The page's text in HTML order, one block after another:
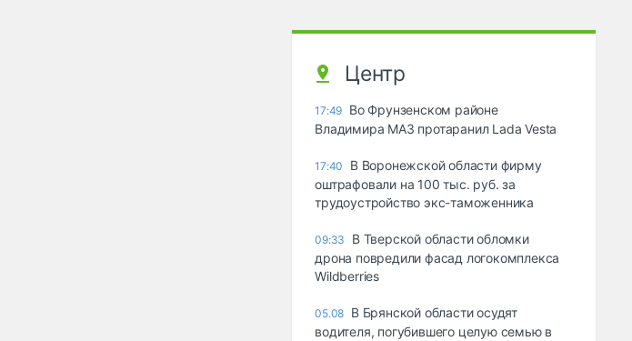
Центр
17:49 Во Фрунзенском районе
Владимира МАЗ протаранил Lada Vesta
17:40
В Воронежской области фирму
оштрафовали на 100 тыс. руб. за
трудоустройство экс-таможенника
09:33
В Тверской области обломки
дрона повредили фасад логокомплекса
Wildberries
05.08 В Брянской области осудят
водителя, погубившего целую семью в